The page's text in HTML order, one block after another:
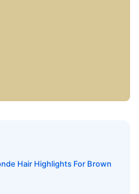
Hair Highlights For Brown